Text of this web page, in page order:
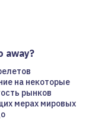
away?
на некоторые
рынков
мерах мировых